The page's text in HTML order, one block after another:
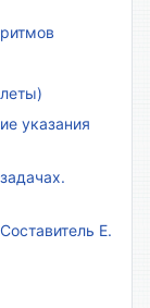
указания
Е.